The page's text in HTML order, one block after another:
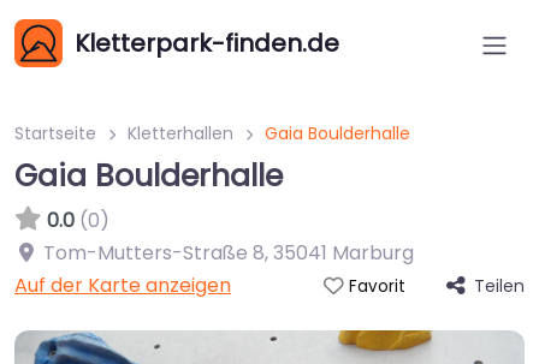
Kletterpark-finden.de
Startseite Kletterhallen Gaia Boulderhalle
Gaia Boulderhalle
0.0 (0)
Tom-Mutters-Straße 8,35041 Marburg
Auf der Karte anzeigen
Favorit Teilen